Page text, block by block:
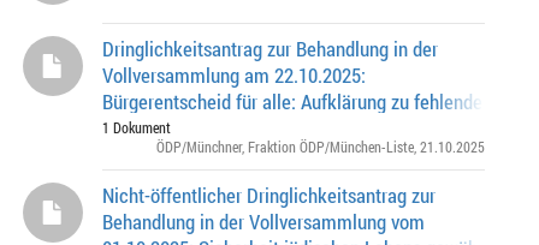
Dringlichkeitsantrag zur Behandlung in der
Vollversammlung am 22.10.2025:
Bürgerentscheid für alle: Aufklärung zu fehlenden
Unterkünften!
1 Dokument
ÖDP/Münchner, Fraktion ÖDP/München-Liste , 21.10.2025
Nicht-öffentlicher Dringlichkeitsantrag zur
Behandlung in der Vollversammlung vom